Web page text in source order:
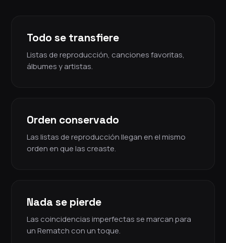
Todo se transfiere
Listas de reproducción, canciones favoritas,
álbumes y artistas.
Orden conservado
Las listas de reproducción llegan en el mismo
orden en que las creaste.
Nada se pierde
Las coincidencias imperfectas se marcan para
un Rematch con un toque.